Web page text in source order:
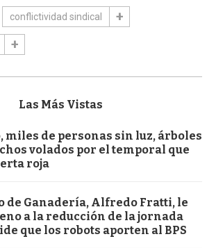
conflictividad sindical
Las Más Vistas
miles de personas sin luz, árboles
volados por el temporal que
roja
de Ganadería, Alfredo Fratti, le
a la reducción de la jornada
que los robots aporten al BPS